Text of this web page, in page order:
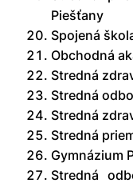
Piešťany
Spojená
Obchodná
Stredná
Stredná
Stredná
Stredná
Gymnázium
Stredná